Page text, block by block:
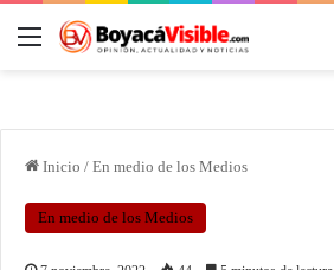
Inicio / En medio de los Medios
En medio de los Medios